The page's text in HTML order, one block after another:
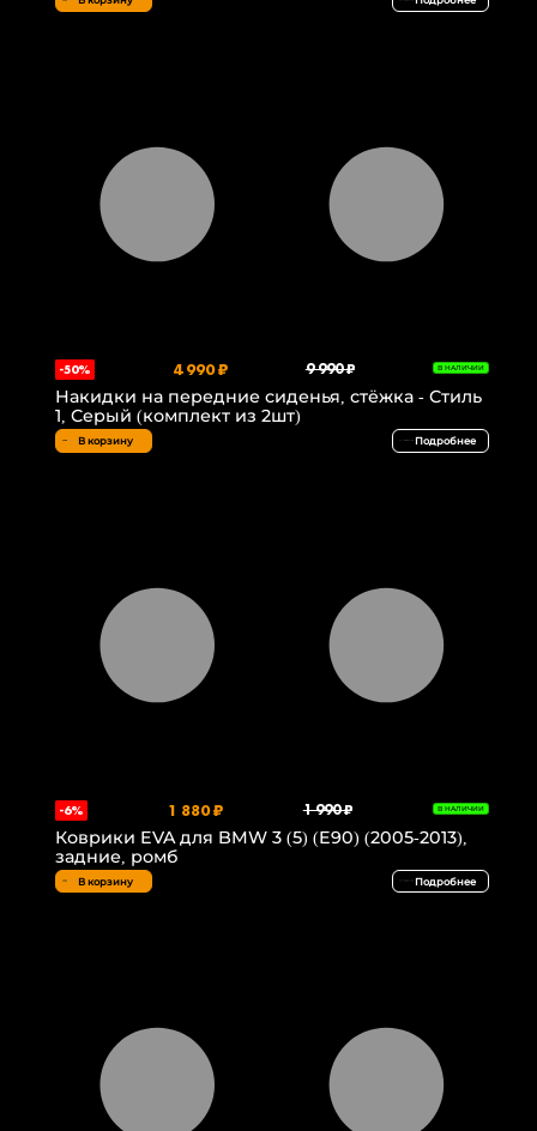
-50% 4 990 ₽ 9 990 ₽ В НАЛИЧИИ
Накидки на передние сиденья, стёжка - Стиль
1, Серый (комплект из 2шт)
В корзину Подробнее
-6% 1 880 ₽ 1 990 ₽ В НАЛИЧИИ
Коврики EVA для BMW 3 (5) (E90) (2005-2013),
задние, ромб
В корзину Подробнее